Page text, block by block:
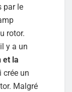
par le
rotor.
y a un
et la
crée un
Malgré